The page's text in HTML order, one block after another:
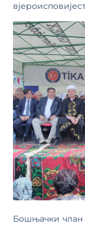
Бошњачки члан